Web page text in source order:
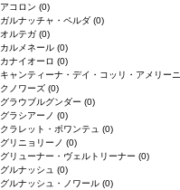
アコロン (0)
ガルナッチャ・ペルダ (0)
オルテガ (0)
カルメネール (0)
カナイオーロ (0)
キャンティーナ・デイ・コッリ・アメリーニ
クノワーズ (0)
グラウブルグンダー (0)
グラシアーノ (0)
クラレット・ボワンテュ (0)
グリニョリーノ (0)
グリューナー・ヴェルトリーナー (0)
グルナッシュ (0)
グルナッシュ・ノワール (0)